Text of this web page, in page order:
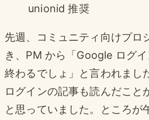
unionid 推奨
先週、コミュニティ向けプロ
き、PM から「Google ログ
終わるでしょ」と言われまし
ログインの記事も読んだこと
と思っていました。ところが